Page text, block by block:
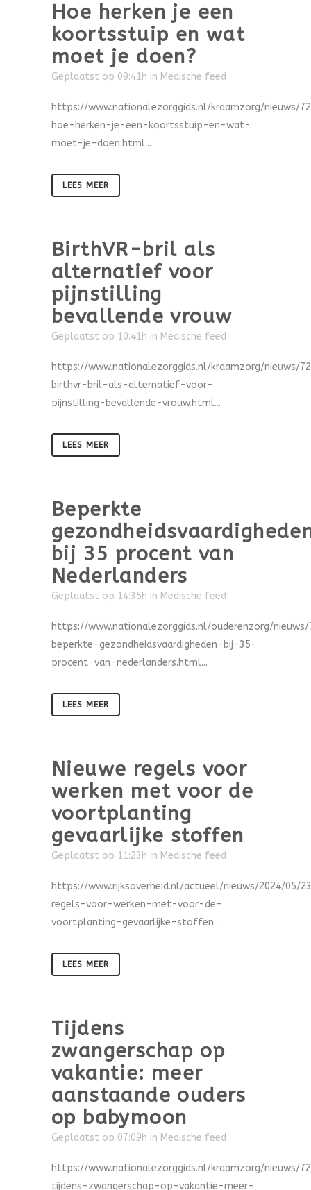
Hoe herken je een
koortsstuip en wat
moet je doen?
Geplaatst op 09:41h in Medische feed
https://www.nationalezorggids.nl/kraamzorg/nieuws/
hoe-herken-je-een-koortsstuip-en-wat-
moet-je-doen.html...
LEES MEER
BirthVR-bril als
alternatief voor
pijnstilling
bevallende vrouw
Geplaatst op 10:41h in Medische feed
https://www.nationalezorggids.nl/kraamzorg/nieuws/
birthvr-bril-als-alternatief-voor-
pijnstilling-bevallende-vrouw.html...
LEES MEER
Beperkte
bij 35 procent van
Nederlanders
Geplaatst op 14:35h in Medische feed
https://www.nationalezorggids.nl/ouderenzorg/
beperkte-gezondheidsvaardigheden-bij-35-
procent-van-nederlanders.html...
LEES MEER
Nieuwe regels voor
werken met voor de
voortplanting
gevaarlijke stoffen
Geplaatst op 11:23h in Medische feed
https://www.rijksoverheid.nl/actueel/nieuws/2024/05/
regels-voor-werken-met-voor-de-
voortplanting-gevaarlijke-stoffen...
LEES MEER
Tijdens
zwangerschap op
vakantie: meer
aanstaande ouders
op babymoon
Geplaatst op 07:09h in Medische feed
https://www.nationalezorggids.nl/kraamzorg/nieuws/
tijdens-zwangerschap-op-vakantie-meer-